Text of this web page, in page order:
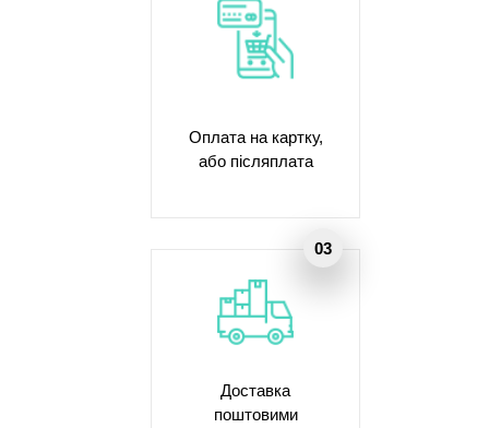
Оплата на картку,
або післяплата
Доставка
поштовими